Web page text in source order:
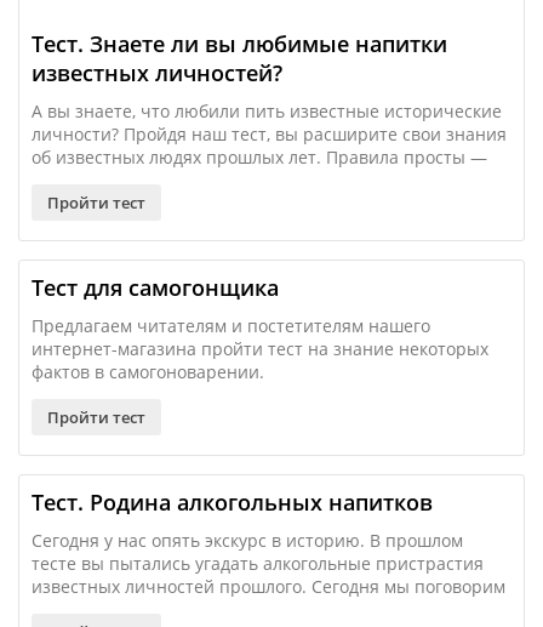
Тест. Знаете ли вы любимые напитки
известных личностей?
А вы знаете, что любили пить известные исторические
личности? Пройдя наш тест, вы расширите свои знания
об известных людях прошлых лет. Правила просты —
ответа. Приготовились? Тогда поехали!
Пройти тест
Тест для самогонщика
Предлагаем читателям и постетителям нашего
интернет-магазина пройти тест на знание некоторых
фактов в самогоноварении.
Пройти тест
Тест. Родина алкогольных напитков
Сегодня у нас опять экскурс в историю. В прошлом
тесте вы пытались угадать алкогольные пристрастия
известных личностей прошлого. Сегодня мы поговорим